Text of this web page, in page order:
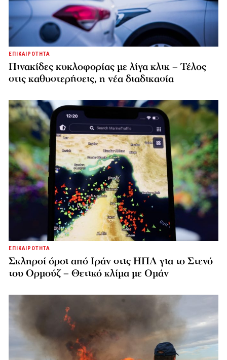
ΕΠΙΚΑΙΡΟΤΗΤΑ
Πινακίδες κυκλοφορίας με λίγα κλικ – Τέλος
στις καθυστερήσεις, η νέα διαδικασία
ΕΠΙΚΑΙΡΟΤΗΤΑ
Σκληροί όροι από Ιράν στις ΗΠΑ για το Στενό
του Ορμούζ – Θετικό κλίμα με Ομάν